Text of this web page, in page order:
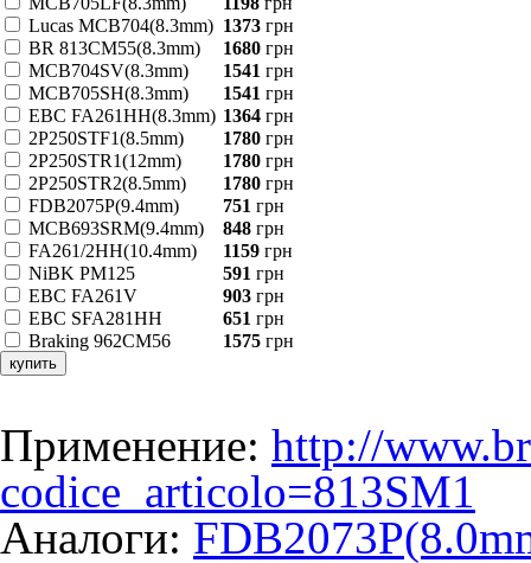
Lucas MCB704(8.3mm) 1373 грн
BR 813CM55(8.3mm)
1680 грн
MCB704SV(8.3mm)
1541 грн
MCB705SH(8.3mm)
1541 грн
EBC FA261HH(8.3mm) 1364 грн
2P250STF1(8.5mm)
1780 грн
2P250STR1(12mm)
1780 грн
2P250STR2(8.5mm)
1780 грн
FDB2075P(9.4mm)
751 грн
MCB693SRM(9.4mm)
848 грн
FA261/2HH(10.4mm)
1159 грн
NiBK PM125
591 грн
EBC FA261V
903 грн
EBC SFA281HH
651 грн
Braking 962CM56
1575 грн
купить
Применение: http://
codice_articolo=813SM1
Аналоги: